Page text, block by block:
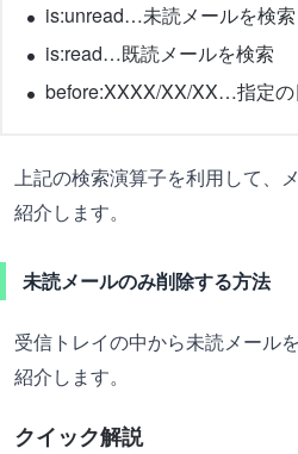
is:unread…未読メールを検索
is:read…既読メールを検索
before:XXXX/XX/XX…指定
上記の検索演算子を利用して、
紹介します。
未読メールのみ削除する方法
受信トレイの中から未読メール
紹介します。
クイック解説